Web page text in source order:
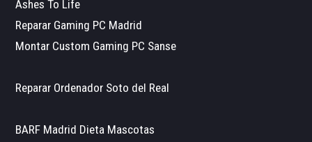
Ashes To Life
Reparar Gaming PC Madrid
Montar Custom Gaming PC Sanse
Reparar Ordenador Soto del Real
BARF Madrid Dieta Mascotas